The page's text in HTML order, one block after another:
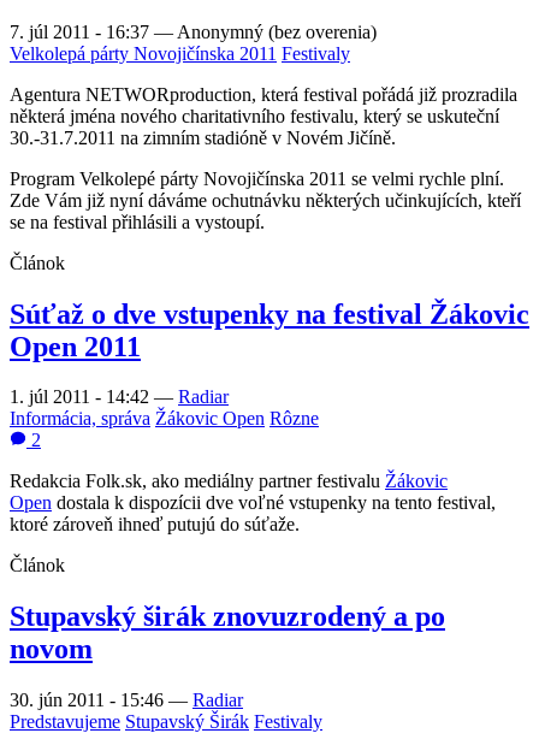
7. júl 2011 - 16:37 — Anonymný (bez overenia)
Velkolepá párty Novojičínska 2011 Festivaly
Agentura NETWORproduction, která festival pořádá již prozradila
některá jména nového charitativního festivalu, který se uskuteční
30.-31.7.2011 na zimním stadióně v Novém Jičíně.
Program Velkolepé párty Novojičínska 2011 se velmi rychle plní.
Zde Vám již nyní dáváme ochutnávku některých učinkujících, kteří
se na festival přihlásili a vystoupí.
Článok
Súťaž o dve vstupenky na festival Žákovic
Open 2011
1. júl 2011 - 14:42 — Radiar
Informácia, správa Žákovic Open Rôzne
2
Redakcia Folk.sk, ako mediálny partner festivalu Žákovic
Open dostala k dispozícii dve voľné vstupenky na tento festival,
ktoré zároveň ihneď putujú do súťaže.
Článok
Stupavský širák znovuzrodený a po
novom
30. jún 2011 - 15:46 — Radiar
Predstavujeme Stupavský Širák Festivaly